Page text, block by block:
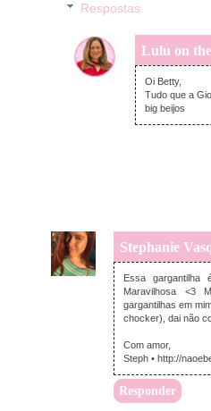
Respostas
Lulu on
Oi Betty,
Tudo que a
big beijos
Stephanie
Essa
Maravilhosa <3
gargantilhas em
chocker), dai não
Com amor,
Steph • http://
Responder